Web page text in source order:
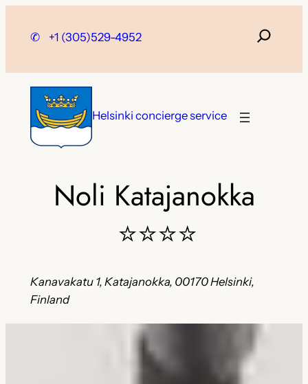
✆ +1 (305)529-4952
Helsinki concierge service
Noli Katajanokka
⭐⭐⭐⭐
Kanavakatu 1, Katajanokka, 00170 Helsinki,
Finland